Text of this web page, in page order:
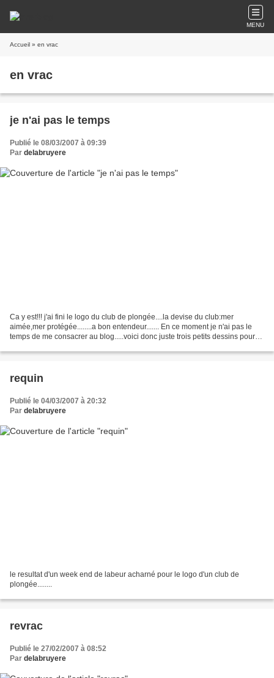
MENU
Accueil » en vrac
en vrac
je n'ai pas le temps
Publié le 08/03/2007 à 09:39
Par delabruyere
Ca y est!!! j'ai fini le logo du club de plongée....la devise du club:mer
aimée,mer protégée........a bon entendeur....... En ce moment je n'ai pas le
temps de me consacrer au blog.....voici donc juste trois petits dessins pour
requin
Publié le 04/03/2007 à 20:32
Par delabruyere
le resultat d'un week end de labeur acharné pour le logo d'un club de
plongée........
revrac
Publié le 27/02/2007 à 08:52
Par delabruyere